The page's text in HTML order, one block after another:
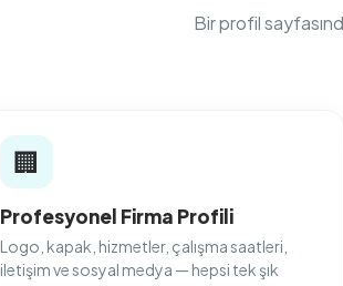
Bir profil
🏢
Profesyonel Firma Profili
Logo, kapak, hizmetler, çalışma saatleri,
iletişim ve sosyal medya — hepsi tek şık